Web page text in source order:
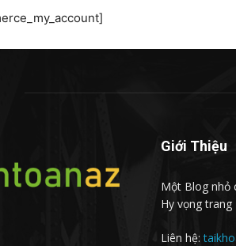
Giới Thiệu
Một Blog nhỏ
Hy vọng
Liên hệ: